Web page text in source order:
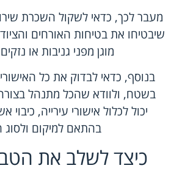
מעבר לכך, כדאי לשקול השכרת
שיבטיחו את בטיחות האורחים
מוגן מפני גניבות או
בנוסף, כדאי לבדוק את כל
בשטח, ולוודא שהכל מתנהל
יכול לכלול אישורי עירייה, כיבוי
בהתאם למיקום ולסוג
כיצד לשלב את